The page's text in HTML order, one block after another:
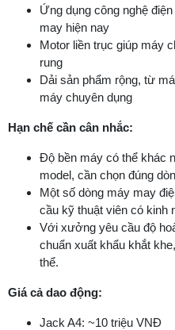
Ứng dụng công nghệ
may hiện nay
Motor liền trục giúp máy
rung
Dải sản phẩm rộng, từ
máy chuyên dụng
Hạn chế cần cân nhắc:
Độ bền máy có thể khác
model, cần chọn đúng
Một số dòng máy may
cầu kỹ thuật viên có kinh
Với xưởng yêu cầu độ
chuẩn xuất khẩu khắt
thể.
Giá cả dao động:
Jack A4: ~10 triệu VNĐ